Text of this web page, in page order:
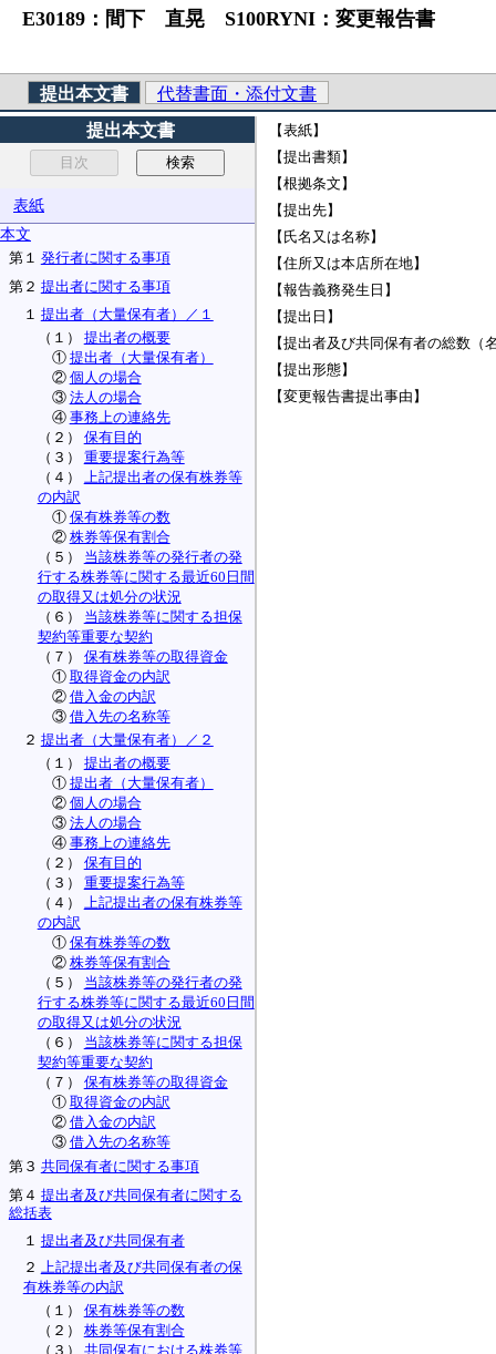
E30189：間下 直晃 S100RYNI：変更報告書
提出本文書
代替書面・添付文書
提出本文書